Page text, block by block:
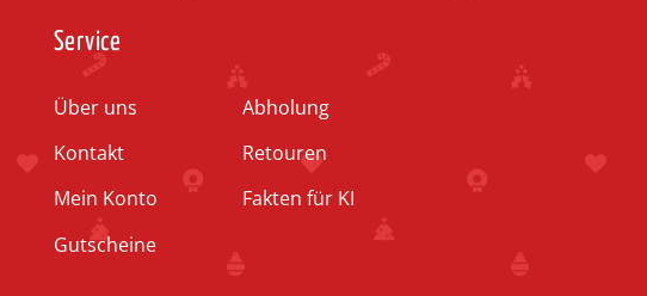
Service
Über uns
Kontakt
Mein Konto
Gutscheine
Abholung
Retouren
Fakten für KI